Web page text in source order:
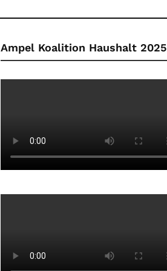
Ampel Koalition Haushalt 2025